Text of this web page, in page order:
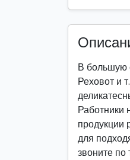
В большую
Реховот и
Работники
продукции
для
звоните